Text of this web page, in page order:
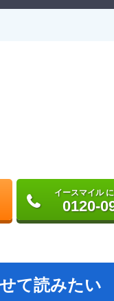
イースマイル
0120-
て読みたい